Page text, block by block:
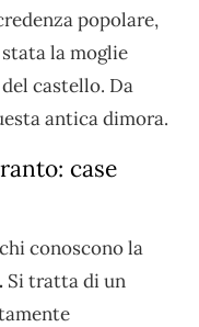
popolare,
la moglie
castello. Da
antica dimora.
case
conoscono la
Si tratta di un